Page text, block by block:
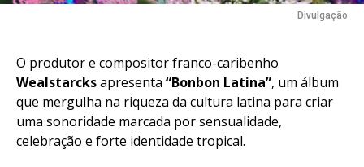
Divulgação
O produtor e compositor franco-caribenho
Wealstarcksapresenta “Bonbon Latina”, um álbum
que mergulha na riqueza da cultura latina para criar
uma sonoridade marcada por sensualidade,
celebração e forte identidade tropical.